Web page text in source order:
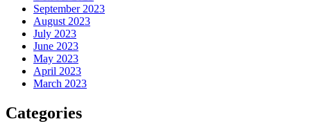
September 2023
August 2023
July 2023
June 2023
May 2023
April 2023
March 2023
Categories